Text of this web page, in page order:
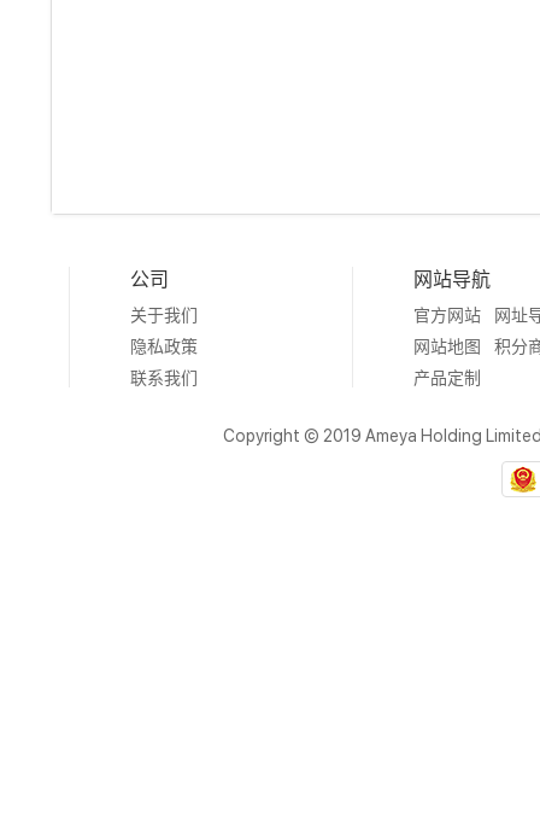
公司
关于我们
隐私政策
联系我们
网站导航
官方网站
网址
网站地图
积分
产品定制
Copyright © 2019 Ameya Holding